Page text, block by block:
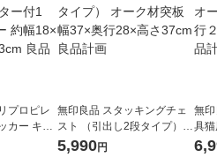
プロピレ
カー キャ
グレー
無印良品 スタッキングチェ
スト （引出し2段タイプ）
オーク材突板 幅37×奥行28×
5,990円
無
具
板